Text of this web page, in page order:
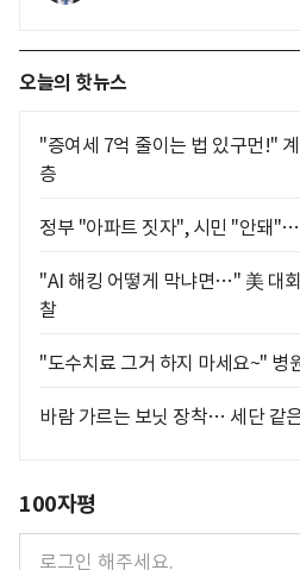
오늘의 핫뉴스
"증여세 7억 줄이는 법 있구먼!"
층
정부 "아파트 짓자", 시민 "안돼
"AI 해킹 어떻게 막냐면…" 美 대
찰
"도수치료 그거 하지 마세요~" 병
바람 가르는 보닛 장착… 세단 같
100자평